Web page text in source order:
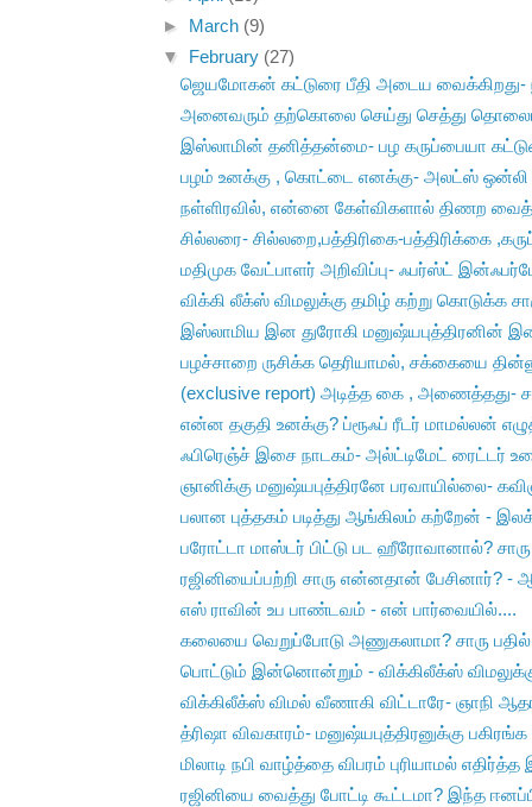
►
March (9)
▼
February (27)
ஜெயமோகன் கட்டுரை பீதி அடைய வைக்கிறது-
அனைவரும் தற்கொலை செய்து செத்து
இஸ்லாமின் தனித்தன்மை- பழ கருப்பையா
பழம் உனக்கு , கொட்டை எனக்கு- அலட்ஸ் ஒன்லி
நள்ளிரவில், என்னை கேள்விகளால் திணற
சில்லரை- சில்லறை,பத்திரிகை-பத்திரிக்கை
மதிமுக வேட்பாளர் அறிவிப்பு- ஃபர்ஸ்ட்
விக்கி லீக்ஸ் விமலுக்கு தமிழ் கற்று கொடுக்க
இஸ்லாமிய இன துரோகி மனுஷ்யபுத்திரனின்
பழச்சாறை ருசிக்க தெரியாமல், சக்கையை
(exclusive report) அடித்த கை , அணைத்தது-
என்ன தகுதி உனக்கு? ப்ரூஃப் ரீடர் மாமல்லன்
ஃபிரெஞ்ச் இசை நாடகம்- அல்ட்டிமேட் ரைட்டர்
ஞானிக்கு மனுஷ்யபுத்திரனே பரவாயில்லை-
பலான புத்தகம் படித்து ஆங்கிலம் கற்றேன் -
பரோட்டா மாஸ்டர் பிட்டு பட ஹீரோவானால்? சாரு
ரஜினியைப்பற்றி சாரு என்னதான் பேசினார்?
எஸ் ராவின் உப பாண்டவம் - என் பார்வையில்....
கலையை வெறுப்போடு அணுகலாமா? சாரு பதில்
பொட்டும் இன்னொன்றும் - விக்கிலீக்ஸ் விமலுக்கு
விக்கிலீக்ஸ் விமல் வீணாகி விட்டாரே- ஞாநி
த்ரிஷா விவகாரம்- மனுஷ்யபுத்திரனுக்கு
மிலாடி நபி வாழ்த்தை விபரம் புரியாமல்
ரஜினியை வைத்து போட்டி கூட்டமா? இந்த